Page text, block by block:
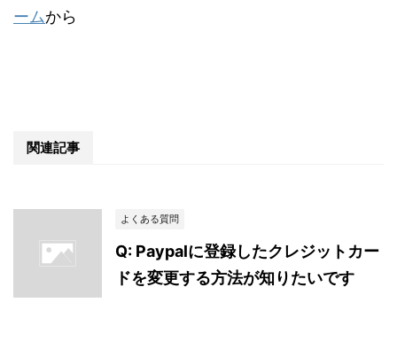
ームから
関連記事
よくある質問
Q: Paypalに登録したクレジットカー
ドを変更する方法が知りたいです